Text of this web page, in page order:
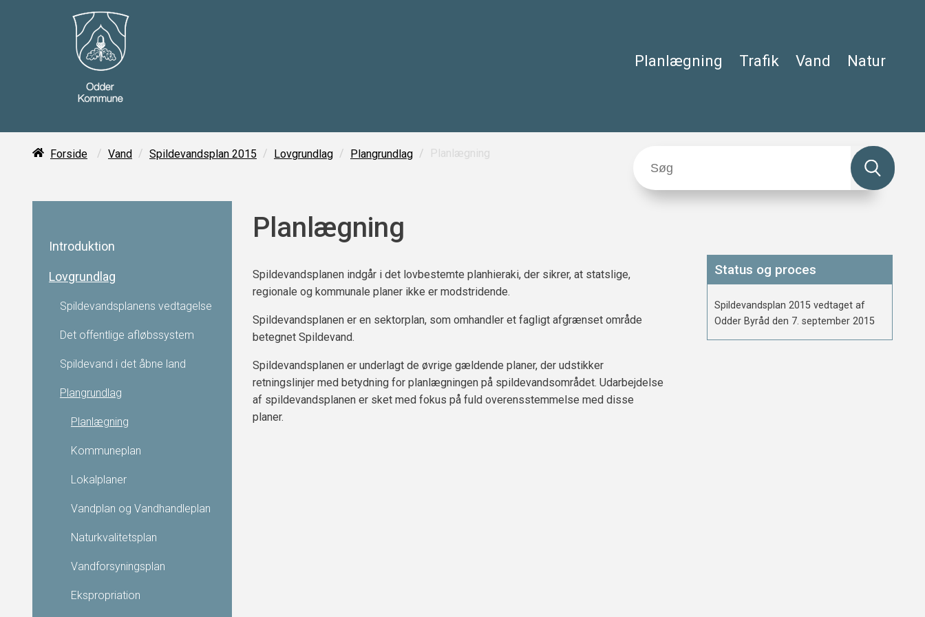
Planlægning Trafik Vand Natur
Forside / Vand / Spildevandsplan 2015 / Lovgrundlag / Plangrundlag / Planlægning
Introduktion
Lovgrundlag
Spildevandsplanens vedtagelse
Det offentlige afløbssystem
Spildevand i det åbne land
Plangrundlag
Planlægning
Kommuneplan
Lokalplaner
Vandplan og Vandhandleplan
Naturkvalitetsplan
Vandforsyningsplan
Ekspropriation
Planlægning
Spildevandsplanen indgår i det lovbestemte planhieraki, der sikrer, at statslige,
regionale og kommunale planer ikke er modstridende.
Spildevandsplanen er en sektorplan, som omhandler et fagligt afgrænset område
betegnet Spildevand.
Spildevandsplanen er underlagt de øvrige gældende planer, der udstikker
retningslinjer med betydning for planlægningen på spildevandsområdet. Udarbejdelse
af spildevandsplanen er sket med fokus på fuld overensstemmelse med disse
planer.
Status og proces
Spildevandsplan 2015 vedtaget af
Odder Byråd den 7. september 2015